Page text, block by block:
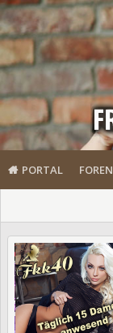
PORTAL FOREN